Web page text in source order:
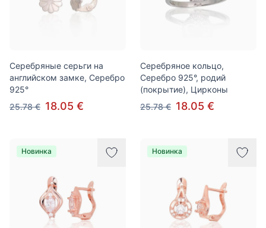
Серебряные серьги на
английском замке, Серебро
925°
25.78 € 18.05 €
Серебряное кольцо,
Серебро 925°, родий
(покрытие), Цирконы
25.78 € 18.05 €
Новинка Новинка